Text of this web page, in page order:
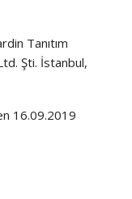
Tanıtım
Şti. İstanbul,
16.09.2019